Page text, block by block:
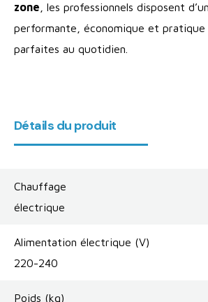
zone , les professionnels disposent
performante, économique et pratique
parfaites au quotidien.
Détails du produit
Chauffage
électrique
Alimentation électrique (V)
220-240
Poids (kg)